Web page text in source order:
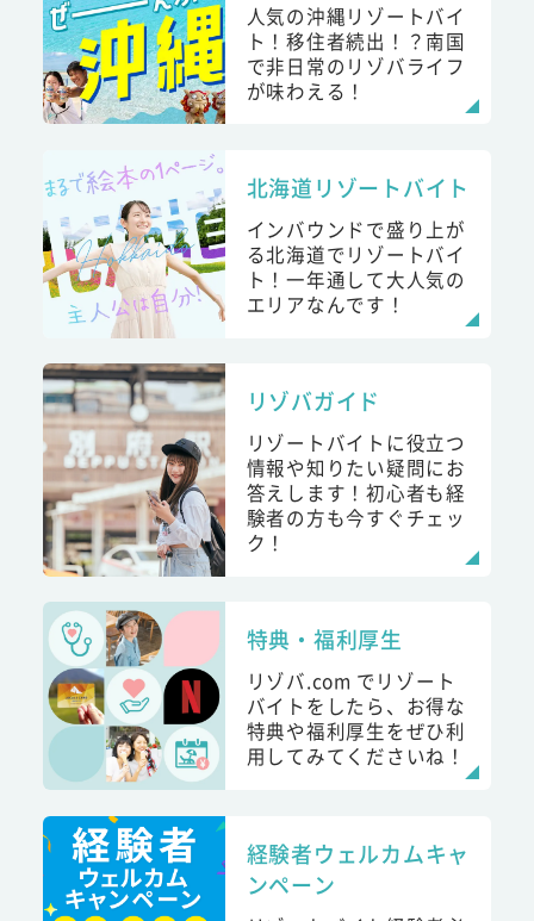
人気の沖縄リゾートバイ
ト！移住者続出！？南国
で非日常のリゾバライフ
が味わえる！
北海道リゾートバイト
インバウンドで盛り上が
る北海道でリゾートバイ
ト！一年通して大人気の
エリアなんです！
リゾバガイド
リゾートバイトに役立つ
情報や知りたい疑問にお
答えします！初心者も経
験者の方も今すぐチェッ
ク！
特典・福利厚生
リゾバ.com でリゾート
バイトをしたら、お得な
特典や福利厚生をぜひ利
用してみてくださいね！
経験者ウェルカムキャ
ンペーン